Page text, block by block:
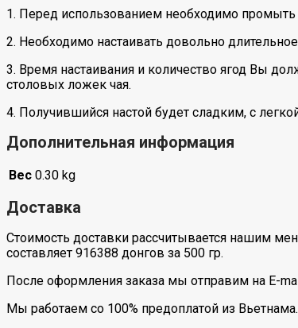
1. Перед использованием необходимо промыть
2. Необходимо настаивать довольно
3. Время настаивания и количество ягод Вы
столовых ложек чая.
4. Получившийся настой будет сладким, с
Дополнительная информация
Вес 0.30 kg
Доставка
Стоимость доставки рассчитывается нашим
составляет 916388 донгов за 500 гр.
После оформления заказа мы отправим на E-
Мы работаем со 100% предоплатой из Вьетнама.